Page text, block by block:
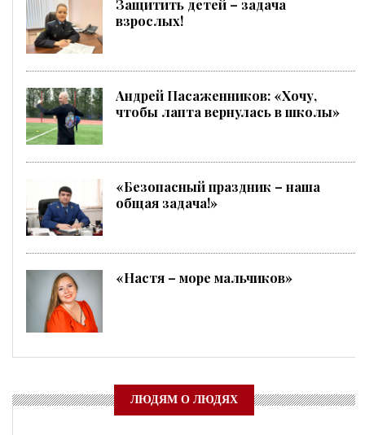
Защитить детей – задача
взрослых!
Андрей Пасаженников: «Хочу,
чтобы лапта вернулась в школы»
«Безопасный праздник – наша
общая задача!»
«Настя – море мальчиков»
ЛЮДЯМ О ЛЮДЯХ